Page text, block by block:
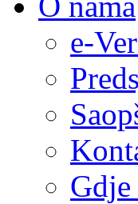
e-
Gdje